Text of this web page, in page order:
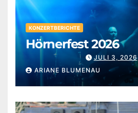
KONZERTBERICHTE
Hörnerfest 2026
JULI 3, 2026
ARIANE BLUMENAU